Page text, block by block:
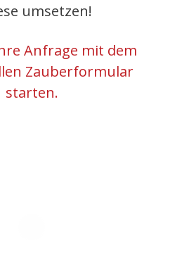
umsetzen!
Anfrage mit dem
Zauberformular
starten.